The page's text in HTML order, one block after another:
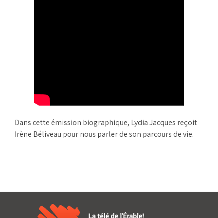
Dans cette émission biographique, Lydia Jacques reçoit
Irène Béliveau pour nous parler de son parcours de vie.